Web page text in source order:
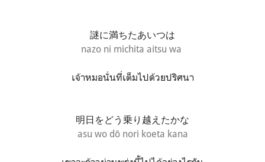
謎に満ちたあいつは
nazo ni michita aitsu wa
เจ้าหมอนั่นที่เต็มไปด้วยปริศนา
明日をどう乗り越えたかな
asu wo dō nori koeta kana